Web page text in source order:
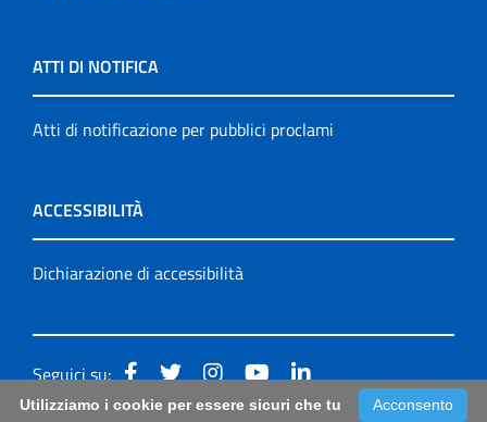
ATTI DI NOTIFICA
Atti di notificazione per pubblici proclami
ACCESSIBILITÀ
Dichiarazione di accessibilità
Seguici su:
Acconsento
Utilizziamo i cookie per essere sicuri che tu